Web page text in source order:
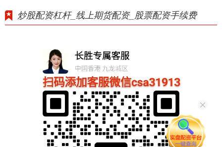
炒股配资杠杆_线上期货配资_股票配资手续费